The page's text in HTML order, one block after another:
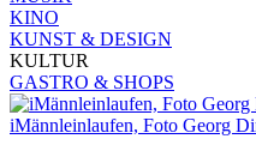
KINO
KUNST & DESIGN
KULTUR
GASTRO & SHOPS
iMännleinlaufen, Foto Georg